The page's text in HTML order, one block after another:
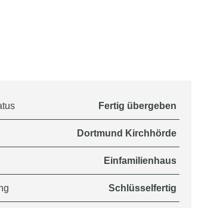
Fertig übergeben
Dortmund Kirchhörde
Einfamilienhaus
Schlüsselfertig